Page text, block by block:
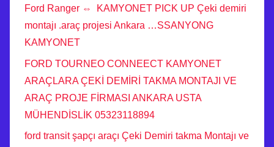
Ford Ranger ⇔ KAMYONET PICK UP Çeki demiri
montajı .araç projesi Ankara …SSANYONG
KAMYONET
FORD TOURNEO CONNEECT KAMYONET
ARAÇLARA ÇEKİ DEMİRİ TAKMA MONTAJI VE
ARAÇ PROJE FİRMASI ANKARA USTA
MÜHENDİSLİK 05323118894
ford transit şapçı araçı Çeki Demiri takma Montajı ve